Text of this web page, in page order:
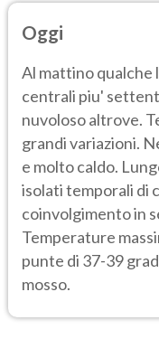
Oggi
Al mattino qualche
centrali piu'
nuvoloso altrove.
grandi variazioni.
e molto caldo.
isolati temporali di
coinvolgimento in
Temperature
punte di 37-39
mosso.